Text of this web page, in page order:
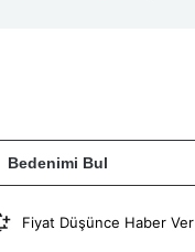
Bedenimi Bul
Fiyat Düşünce Haber Ver